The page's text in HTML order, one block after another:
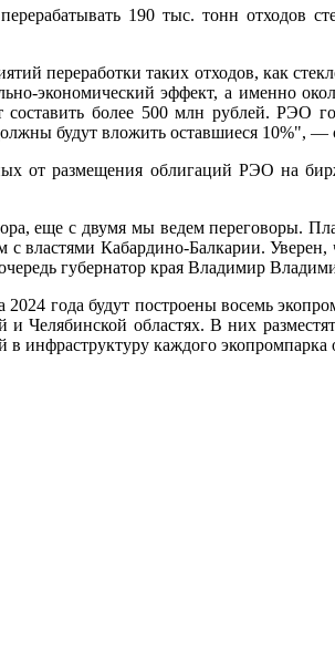
190 тыс. тонн отходов
переработки таких отходов, как
экономический эффект, а именно
более 500 млн рублей. РЭО
будут вложить оставшиеся 10%", —
от размещения облигаций РЭО на
еще с двумя мы ведем переговоры.
с властями Кабардино-Балкарии.
губернатор края Владимир
года будут построены восемь
областях. В них
инфраструктуру каждого экопромпарка